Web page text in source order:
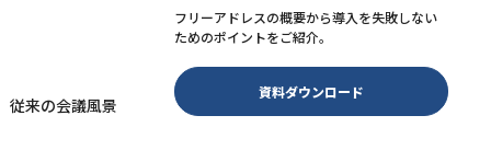
従来の会議風景
フリーアドレスの概要から導入を失敗しない
ためのポイントをご紹介。
資料ダウンロード